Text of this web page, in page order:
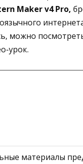
Maker v4 Pro,
можно
урок.
материалы